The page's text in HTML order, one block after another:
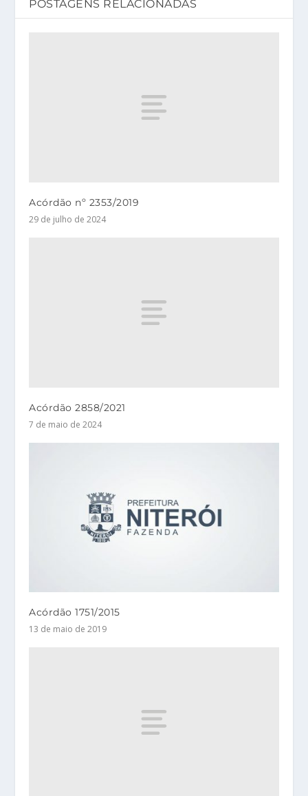
POSTAGENS RELACIONADAS
Acórdão nº 2353/2019
29 de julho de 2024
Acórdão 2858/2021
7 de maio de 2024
Acórdão 1751/2015
13 de maio de 2019